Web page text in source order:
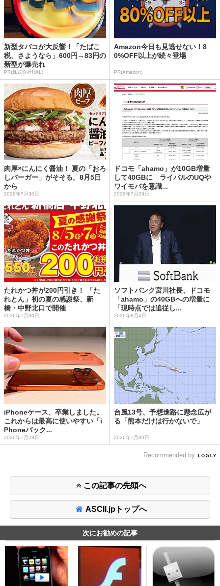
新型タバコが大反響！「たばこ
税、さようなら」600円→83円の
新型が爆売れ
PR(株式会社HAL)
Amazon今日も見逃せない！8
0%OFF以上が続々登場
PR(Amazon)
肉厚×にんにく醤油！ 夏の「おろ
しバーガー」がそそる。8月5日
から
2026年7月30日
ドコモ「ahamo」が10GB増量
して40GBに ライバルのUQや
ワイモバを意識...
2026年7月29日
たれかつ丼が200円引き！ 「た
れとん」初の夏の感謝祭、新
橋・中野北口で開催
2026年7月30日
ソフトバンク宮川社長、ドコモ
「ahamo」の40GBへの増量に
「現時点では追従し...
2026年8月4日
iPhoneケース、卒業しました。
これからは最高に使いやすい「i
Phoneバック...
2026年7月28日
台風13号、予想進路に懸念広が
る「熊本だけは行かないで」
2026年7月30日
Recommended by
この記事の先頭へ
ASCII.jpトップへ
次にお勧めの記事